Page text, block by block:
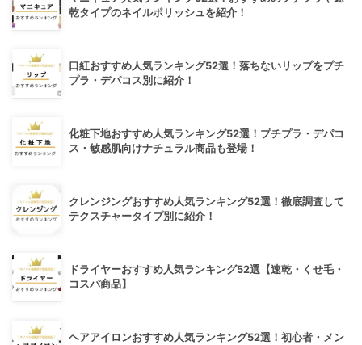
乾タイプのネイルポリッシュを紹介！
口紅おすすめ人気ランキング52選！落ちないリップをプチ
プラ・デパコス別に紹介！
化粧下地おすすめ人気ランキング52選！プチプラ・デパコ
ス・敏感肌向けナチュラル商品も登場！
クレンジングおすすめ人気ランキング52選！徹底調査して
テクスチャータイプ別に紹介！
ドライヤーおすすめ人気ランキング52選【速乾・くせ毛・
コスパ商品】
ヘアアイロンおすすめ人気ランキング52選！初心者・メン